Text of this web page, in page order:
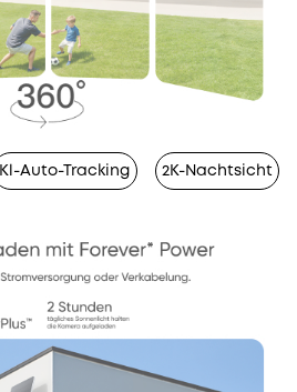
Kl-Auto-Tracking 2K-Nachtsicht